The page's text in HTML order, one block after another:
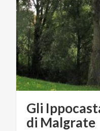
Gli
di Malgrate